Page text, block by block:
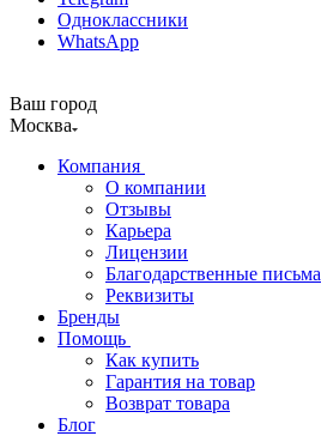
Одноклассники
WhatsApp
Ваш город
Москва
Компания
О компании
Отзывы
Карьера
Лицензии
Благодарственные письма
Реквизиты
Бренды
Помощь
Как купить
Гарантия на товар
Возврат товара
Блог